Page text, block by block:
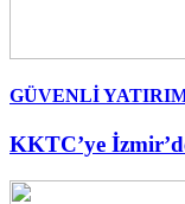
GÜVENLİ
KKTC’ye